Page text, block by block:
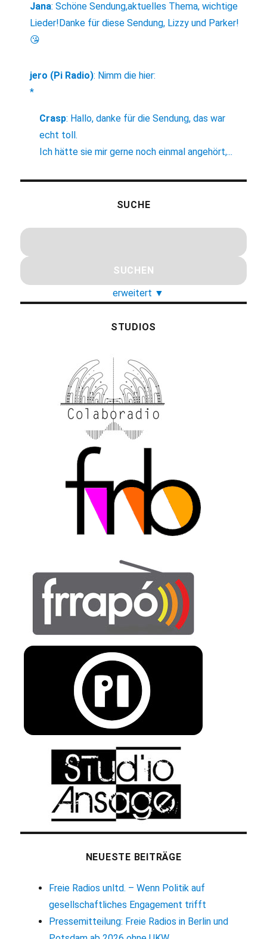
Jana:Schöne Sendung,aktuelles Thema, wichtige
Lieder!Danke für diese Sendung, Lizzy und Parker!
😘
jero (Pi Radio): Nimm die hier:
*
Crasp: Hallo, danke für die Sendung, das war
echt toll.
Ich hätte sie mir gerne noch einmal angehört,...
SUCHE
erweitert ▼
STUDIOS
NEUESTE BEITRÄGE
Freie Radios unltd. – Wenn Politik auf
gesellschaftliches Engagement trifft
Pressemitteilung: Freie Radios in Berlin und